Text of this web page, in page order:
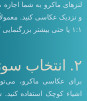
لنزهای ماکرو به شما
و نزدیک عکاسی کنید. معمولاً
۱:۱ یا حتی بیشتر بزرگنمایی کنند.
۲. انتخاب سوژه مناسب
برای عکاسی ماکرو،
اشیاء کوچک استفاده